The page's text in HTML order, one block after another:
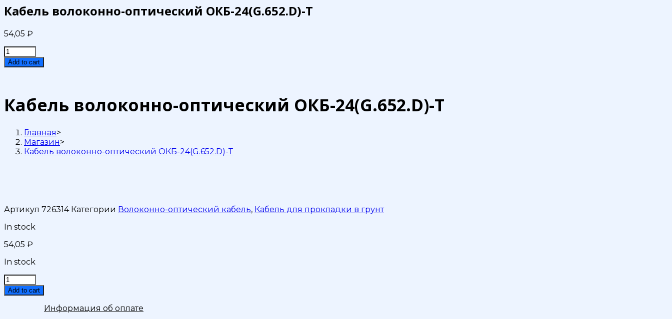
Кабель волоконно-оптический ОКБ-24(G.652.D)-Т
54,05 ₽
Кабель
волоконно-
оптический
quantity
Add to cart
Кабель волоконно-оптический ОКБ-24(G.652.D)-Т
Главная>
Магазин>
Кабель волоконно-оптический ОКБ-24(G.652.D)-Т
Артикул 726314 Категории Волоконно-оптический кабель, Кабель для прокладки в грунт
In stock
54,05 ₽
In stock
Кабель
волоконно-
оптический
ОКБ-24(G.652.D)-
Add to cart
Информация об оплате